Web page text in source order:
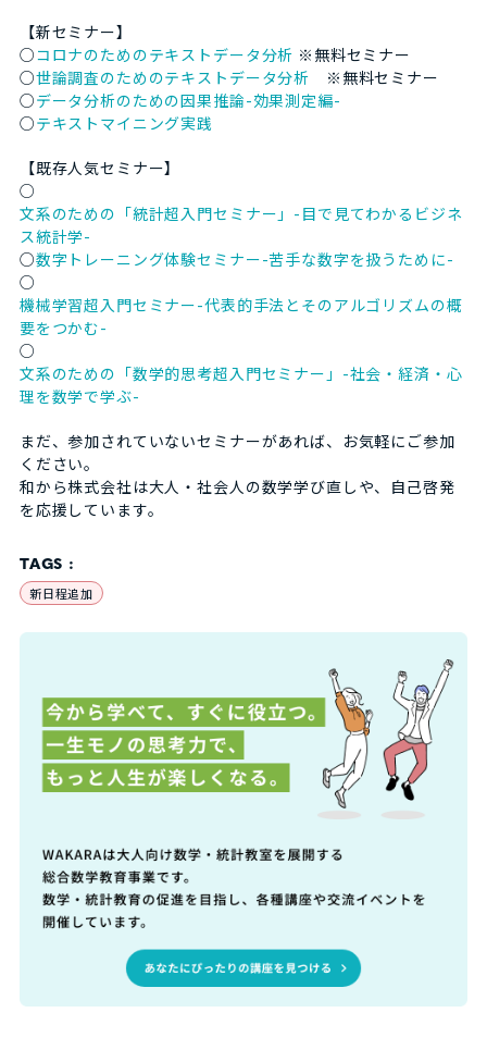
【新セミナー】
○コロナのためのテキストデータ分析 ※無料セミナー
○世論調査のためのテキストデータ分析 ※無料セミナー
○データ分析のための因果推論-効果測定編-
○テキストマイニング実践
【既存人気セミナー】
○
文系のための「統計超入門セミナー」-目で見てわかるビジネ
ス統計学-
○数字トレーニング体験セミナー-苦手な数字を扱うために-
○
機械学習超入門セミナー-代表的手法とそのアルゴリズムの概
要をつかむ-
○
文系のための「数学的思考超入門セミナー」-社会・経済・心
理を数学で学ぶ-
まだ、参加されていないセミナーがあれば、お気軽にご参加
ください。
和から株式会社は大人・社会人の数学学び直しや、自己啓発
を応援しています。
TAGS :
新日程追加